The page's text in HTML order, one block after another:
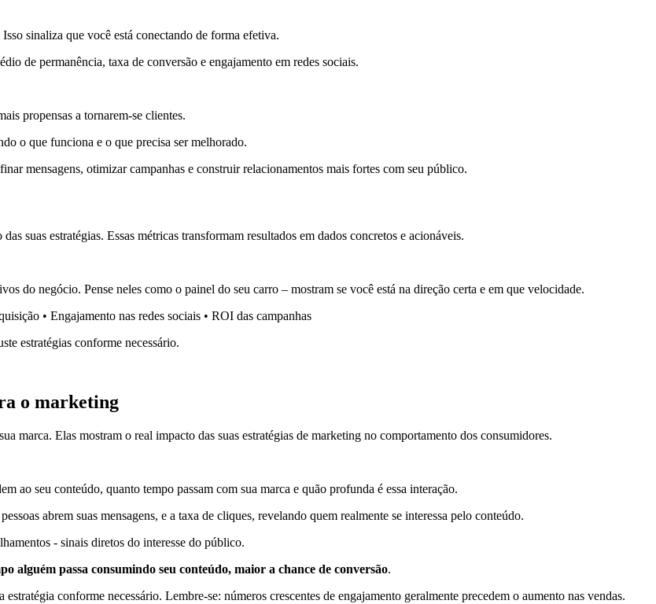
sinaliza que você está conectando de forma efetiva.
de permanência, taxa de conversão e engajamento em redes sociais.
propensas a tornarem-se clientes.
o que funciona e o que precisa ser melhorado.
mensagens, otimizar campanhas e construir relacionamentos mais fortes com seu público.
suas estratégias. Essas métricas transformam resultados em dados concretos e acionáveis.
do negócio. Pense neles como o painel do seu carro – mostram se você está na direção certa e em que velocidade.
• Engajamento nas redes sociais • ROI das campanhas
estratégias conforme necessário.
o marketing
marca. Elas mostram o real impacto das suas estratégias de marketing no comportamento dos consumidores.
ao seu conteúdo, quanto tempo passam com sua marca e quão profunda é essa interação.
abrem suas mensagens, e a taxa de cliques, revelando quem realmente se interessa pelo conteúdo.
- sinais diretos do interesse do público.
alguém passa consumindo seu conteúdo, maior a chance de conversão.
conforme necessário. Lembre-se: números crescentes de engajamento geralmente precedem o aumento nas vendas.